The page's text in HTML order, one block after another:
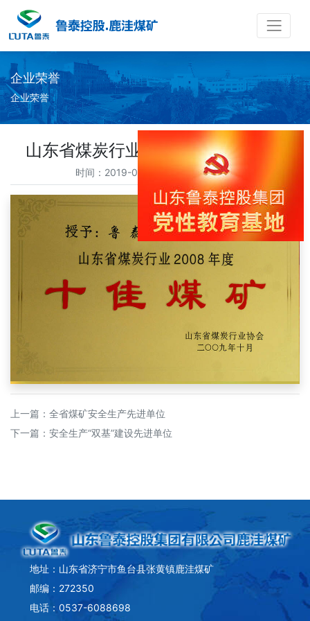
企业荣誉
企业荣誉
山东省煤炭行业2008年度十佳煤矿
时间：2019-05-21 访问量：33144
上一篇： 全省煤矿安全生产先进单位
下一篇： 安全生产“双基”建设先进单位
地址：山东省济宁市鱼台县张黄镇鹿洼煤矿
邮编：272350
电话：0537-6088698